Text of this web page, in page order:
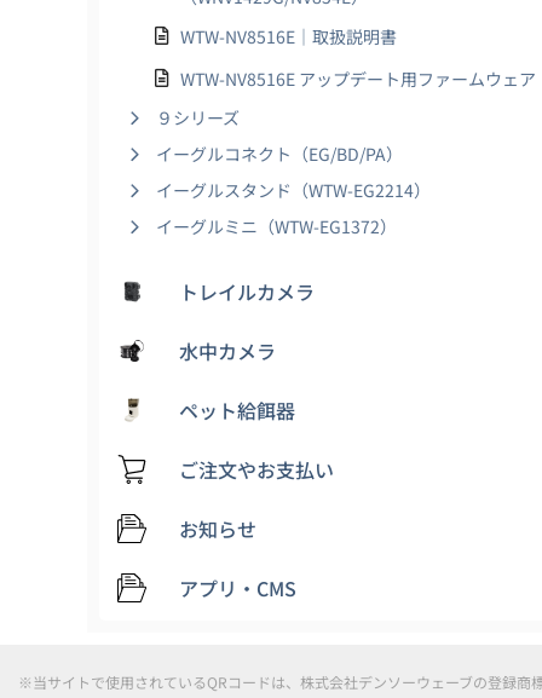
WTW-NV8516E｜取扱説明書
WTW-NV8516E アップデート用ファームウェア
９シリーズ
イーグルコネクト（EG/BD/PA）
イーグルスタンド（WTW-EG2214）
イーグルミニ（WTW-EG1372）
トレイルカメラ
水中カメラ
ペット給餌器
ご注文やお支払い
お知らせ
アプリ・CMS
※当サイトで使用されているQRコードは、株式会社デンソーウェーブの登録商